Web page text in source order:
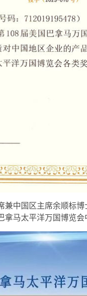
兼中国区主席余顺标
拿马太平洋万国博览